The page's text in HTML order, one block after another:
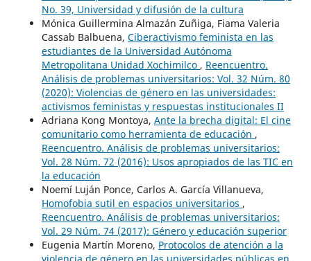
No. 39, Universidad y difusión de la cultura
Mónica Guillermina Almazán Zuñiga, Fiama Valeria
Cassab Balbuena, Ciberactivismo feminista en las
estudiantes de la Universidad Autónoma
Metropolitana Unidad Xochimilco , Reencuentro.
Análisis de problemas universitarios: Vol. 32 Núm. 80
(2020): Violencias de género en las universidades:
activismos feministas y respuestas institucionales II
Adriana Kong Montoya, Ante la brecha digital: El cine
comunitario como herramienta de educación ,
Reencuentro. Análisis de problemas universitarios:
Vol. 28 Núm. 72 (2016): Usos apropiados de las TIC en
la educación
Noemí Luján Ponce, Carlos A. García Villanueva,
Homofobia sutil en espacios universitarios ,
Reencuentro. Análisis de problemas universitarios:
Vol. 29 Núm. 74 (2017): Género y educación superior
Eugenia Martín Moreno, Protocolos de atención a la